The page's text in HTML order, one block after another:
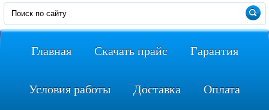
Главная Скачать прайс Гарантия
Условия работы Доставка Оплата